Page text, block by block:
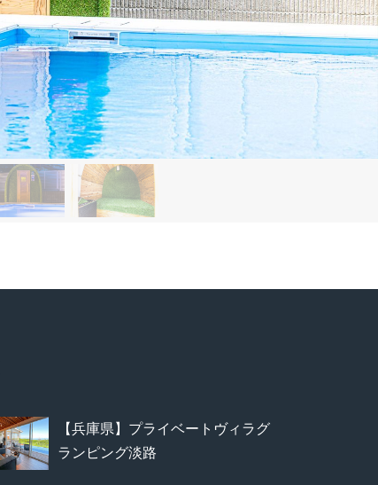
【兵庫県】プライベートヴィラグ
ランピング淡路